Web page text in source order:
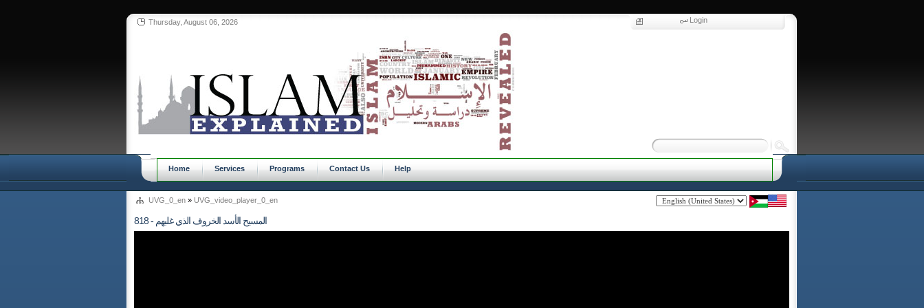
Thursday, August 06, 2026 Login
Home Services Programs Contact Us Help
UVG_0_en » UVG_video_player_0_en
818 - المسيح الأسد الخروف الذي غلبهم